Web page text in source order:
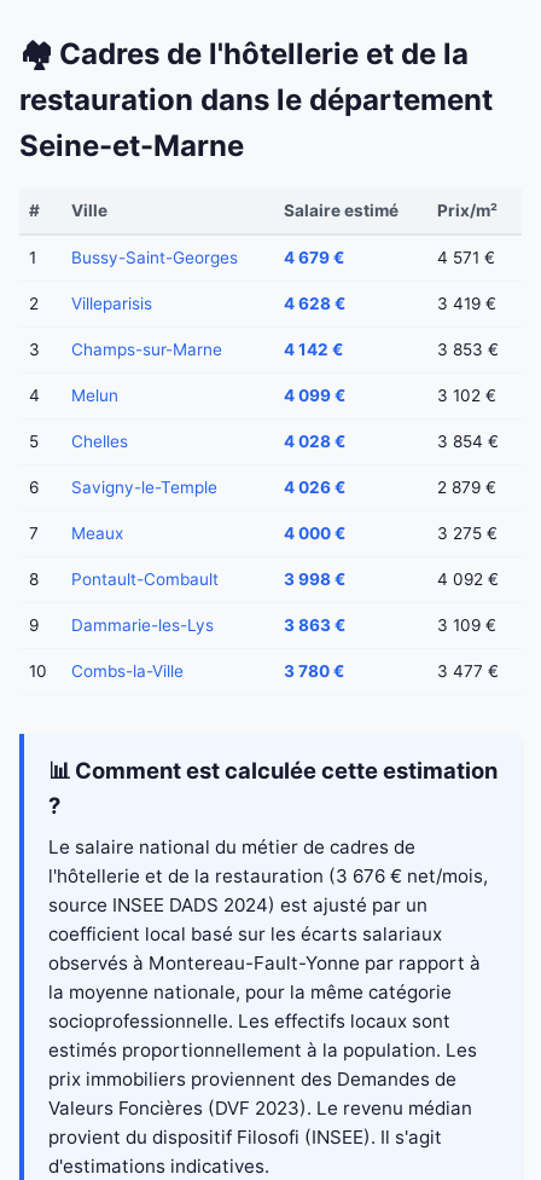
🏘️ Cadres de l'hôtellerie et de la
restauration dans le département
Seine-et-Marne
# Ville Salaire estimé Prix/m²
1 Bussy-Saint-Georges 4 679 € 4 571 €
2 Villeparisis 4 628 € 3 419 €
3 Champs-sur-Marne 4 142 € 3 853 €
4 Melun 4 099 € 3 102 €
5 Chelles 4 028 € 3 854 €
6 Savigny-le-Temple 4 026 € 2 879 €
7 Meaux 4 000 € 3 275 €
8 Pontault-Combault 3 998 € 4 092 €
9 Dammarie-les-Lys 3 863 € 3 109 €
10 Combs-la-Ville 3 780 € 3 477 €
📊 Comment est calculée cette estimation
?
Le salaire national du métier de cadres de
l'hôtellerie et de la restauration (3 676 € net/mois,
source INSEE DADS 2024) est ajusté par un
coefficient local basé sur les écarts salariaux
observés à Montereau-Fault-Yonne par rapport à
la moyenne nationale, pour la même catégorie
socioprofessionnelle. Les effectifs locaux sont
estimés proportionnellement à la population. Les
prix immobiliers proviennent des Demandes de
Valeurs Foncières (DVF 2023). Le revenu médian
provient du dispositif Filosofi (INSEE). Il s'agit
d'estimations indicatives.